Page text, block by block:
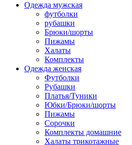
Одежда мужская
футболки
рубашки
Брюки/шорты
Пижамы
Халаты
Комплекты
Одежда женская
Футболки
Рубашки
Платья/Туники
Юбки/Брюки/шорты
Пижамы
Сорочки
Комплекты домашние
Халаты трикотажные